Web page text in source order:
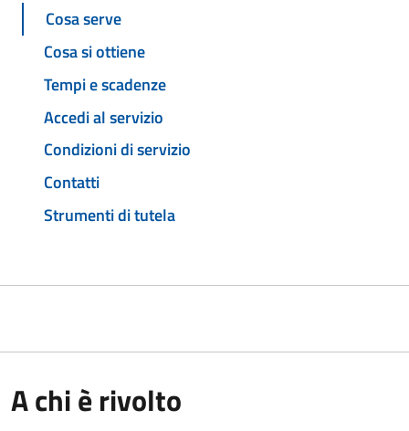
Cosa serve
Cosa si ottiene
Tempi e scadenze
Accedi al servizio
Condizioni di servizio
Contatti
Strumenti di tutela
A chi è rivolto